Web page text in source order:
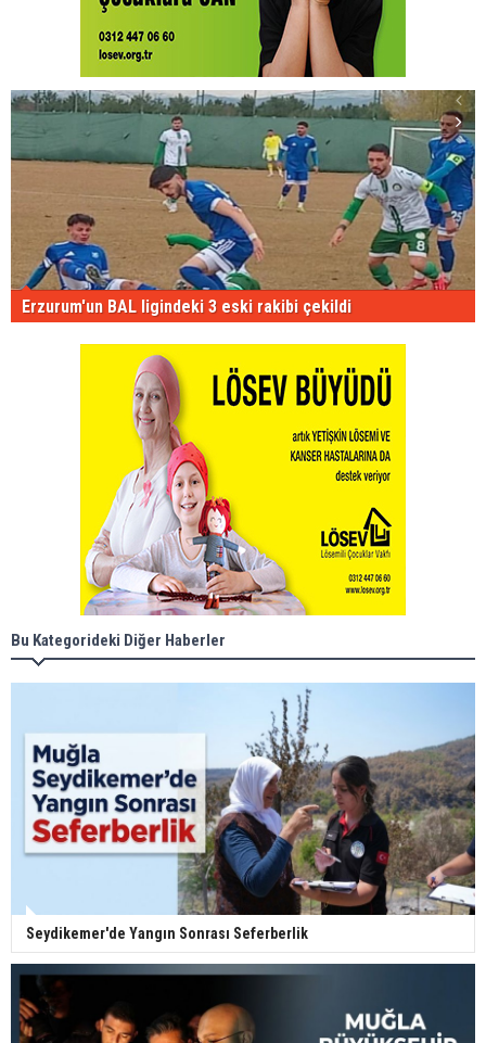
Erzurum'un BAL ligindeki 3 eski rakibi çekildi
Bu Kategorideki Diğer Haberler
Seydikemer'de Yangın Sonrası Seferberlik